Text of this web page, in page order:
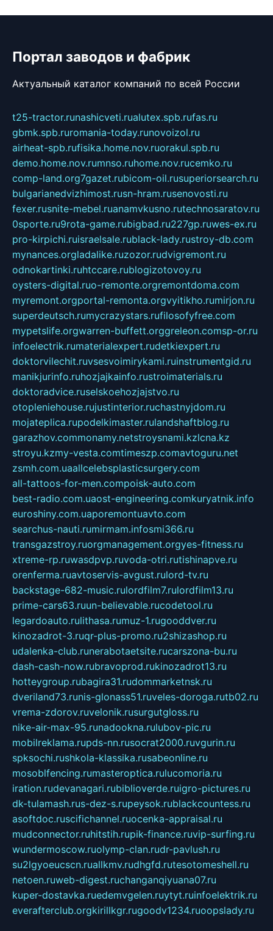
Портал заводов и фабрик
Актуальный каталог компаний по всей России
t25-tractor.runashicveti.rualutex.spb.rufas.ru
gbmk.spb.ruromania-today.runovoizol.ru
airheat-spb.rufisika.home.nov.ruorakul.spb.ru
demo.home.nov.rumnso.ruhome.nov.rucemko.ru
comp-land.org7gazet.rubicom-oil.rusuperiorsearch.ru
bulgarianedvizhimost.rusn-hram.rusenovosti.ru
fexer.rusnite-mebel.ruanamvkusno.rutechnosaratov.ru
0sporte.ru9rota-game.rubigbad.ru227gp.ruwes-ex.ru
pro-kirpichi.ruisraelsale.rublack-lady.rustroy-db.com
mynances.orgladalike.ruzozor.rudvigremont.ru
odnokartinki.ruhtccare.rublogizotovoy.ru
oysters-digital.ruo-remonte.orgremontdoma.com
myremont.orgportal-remonta.orgvyitikho.rumirjon.ru
superdeutsch.rumycrazystars.rufilosofyfree.com
mypetslife.orgwarren-buffett.orggreleon.comsp-or.ru
infoelectrik.rumaterialexpert.rudetkiexpert.ru
doktorvilechit.ruvsesvoimirykami.ruinstrumentgid.ru
manikjurinfo.ruhozjajkainfo.rustroimaterials.ru
doktoradvice.ruselskoehozjajstvo.ru
otopleniehouse.rujustinterior.ruchastnyjdom.ru
mojateplica.rupodelkimaster.rulandshaftblog.ru
garazhov.commonamy.netstroysnami.kzlcna.kz
stroyu.kzmy-vesta.comtimeszp.comavtoguru.net
zsmh.com.uaallcelebsplasticsurgery.com
all-tattoos-for-men.compoisk-auto.com
best-radio.com.uaost-engineering.comkuryatnik.info
euroshiny.com.uaporemontuavto.com
searchus-nauti.rumirmam.infosmi366.ru
transgazstroy.ruorgmanagement.orgyes-fitness.ru
xtreme-rp.ruwasdpvp.ruvoda-otri.rutishinapve.ru
orenferma.ruavtoservis-avgust.rulord-tv.ru
backstage-682-music.rulordfilm7.rulordfilm13.ru
prime-cars63.ruun-believable.rucodetool.ru
legardoauto.rulithasa.rumuz-1.rugooddver.ru
kinozadrot-3.ruqr-plus-promo.ru2shizashop.ru
udalenka-club.runerabotaetsite.rucarszona-bu.ru
dash-cash-now.rubravoprod.rukinozadrot13.ru
hotteygroup.rubagira31.rudommarketnsk.ru
dveriland73.runis-glonass51.ruveles-doroga.rutb02.ru
vrema-zdorov.ruvelonik.rusurgutgloss.ru
nike-air-max-95.runadookna.rulubov-pic.ru
mobilreklama.rupds-nn.rusocrat2000.ruvgurin.ru
spksochi.rushkola-klassika.rusabeonline.ru
mosoblfencing.rumasteroptica.rulucomoria.ru
iration.rudevanagari.rubiblioverde.ruigro-pictures.ru
dk-tulamash.rus-dez-s.rupeysok.rublackcountess.ru
asoftdoc.ruscifichannel.ruocenka-appraisal.ru
mudconnector.ruhitstih.rupik-finance.ruvip-surfing.ru
wundermoscow.ruolymp-clan.rudr-pavlush.ru
su2lgyoeucscn.ruallkmv.rudhgfd.rutesotomeshell.ru
netoen.ruweb-digest.ruchanganqiyuana07.ru
kuper-dostavka.ruedemvgelen.ruytyt.ruinfoelektrik.ru
everafterclub.orgkirillkgr.rugoodv1234.ruoopslady.ru